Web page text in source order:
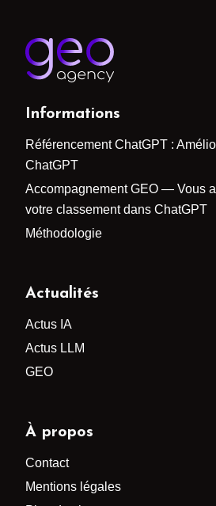
Informations
Référencement ChatGPT :
ChatGPT
Accompagnement GEO — Vous
votre classement dans ChatGPT
Méthodologie
Actualités
Actus IA
Actus LLM
GEO
À propos
Contact
Mentions légales